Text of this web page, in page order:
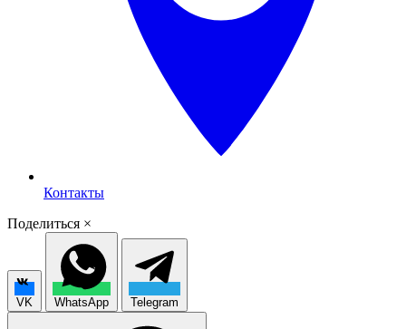
Контакты
Поделиться ×
VK WhatsApp Telegram